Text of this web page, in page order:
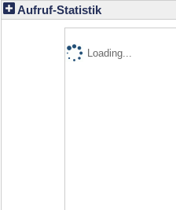
Aufruf-Statistik
Loading...